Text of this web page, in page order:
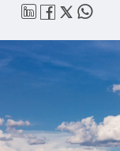
linkedin_base facebook_outline twitter_outline whatsapp_outline